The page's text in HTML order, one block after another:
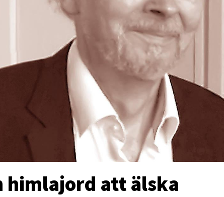
himlajord att älska